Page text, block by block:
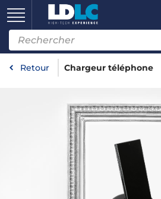
Retour Chargeur téléphone